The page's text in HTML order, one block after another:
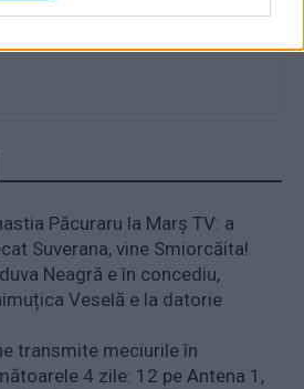
Păcuraru la Marș TV: a
Suverana, vine Smiorcăita!
Neagră e în concediu,
Veselă e la datorie
transmite meciurile în
4 zile: 12 pe Antena 1,